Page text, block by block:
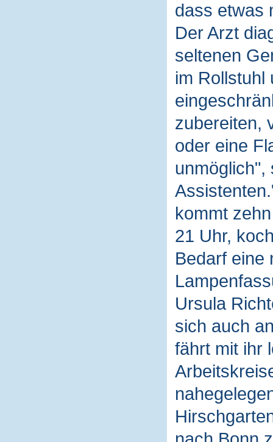
dass etwas
Der Arzt
seltenen
im Rollstuhl
zubereiten,
oder eine
unmöglich",
kommt
21 Uhr,
Bedarf eine
Ursula
sich auch
fährt mit ihr